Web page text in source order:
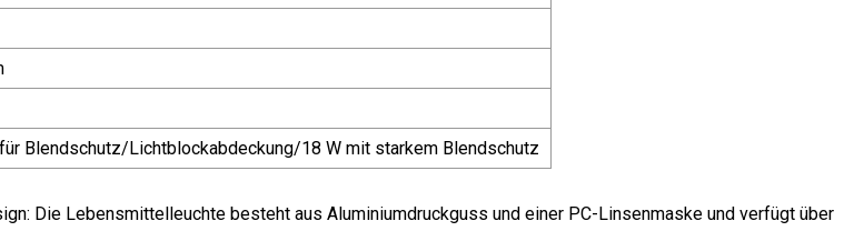
Blendschutz/Lichtblockabdeckung/18 W mit starkem Blendschutz
Die Lebensmittelleuchte besteht aus Aluminiumdruckguss und einer PC-Linsenmaske und verfügt über